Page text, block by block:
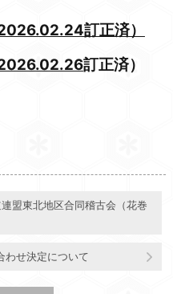
訂正済）
訂正済）
盟東北地区合同稽古会（花巻
わせ決定について